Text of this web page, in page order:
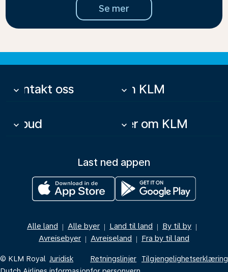
Se mer
Kontakt oss
keyboard_arrow_down Om KLM
keyboard_arrow_down
Tilbud
keyboard_arrow_down Mer om KLM
keyboard_arrow_down
Last ned appen
Alle land | Alle byer | Land til land | By til by |
Avreisebyer | Avreiseland | Fra by til land
© KLM Royal
Juridisk
Retningslinjer
Tilgjengelighetserklæring